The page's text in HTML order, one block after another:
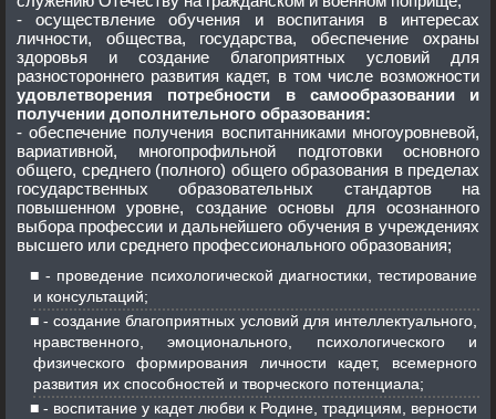
- осуществление обучения и воспитания в интересах
личности, общества, государства, обеспечение охраны
здоровья и создание благоприятных условий для
разностороннего развития кадет, в том числе возможности
удовлетворения потребности в самообразовании и
получении дополнительного образования:
- обеспечение получения воспитанниками многоуровневой,
вариативной, многопрофильной подготовки основного
общего, среднего (полного) общего образования в пределах
государственных образовательных стандартов на
повышенном уровне, создание основы для осознанного
выбора профессии и дальнейшего обучения в учреждениях
высшего или среднего профессионального образования;
- проведение психологической диагностики, тестирование
и консультаций;
- создание благоприятных условий для интеллектуального,
нравственного, эмоционального, психологического и
физического формирования личности кадет, всемерного
развития их способностей и творческого потенциала;
- воспитание у кадет любви к Родине, традициям, верности